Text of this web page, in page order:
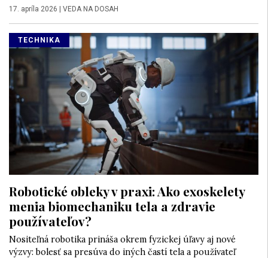
17. apríla 2026 VEDA NA DOSAH
TECHNIKA
Robotické obleky v praxi: Ako exoskelety
menia biomechaniku tela a zdravie
používateľov?
Nositeľná robotika prináša okrem fyzickej úľavy aj nové
výzvy: bolesť sa presúva do iných častí tela a používateľ